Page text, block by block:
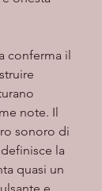
conferma il
note. Il
sonoro di
la
quasi un